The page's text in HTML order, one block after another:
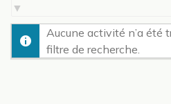
par
activité:
Aucune activité n’a été
filtre de recherche.